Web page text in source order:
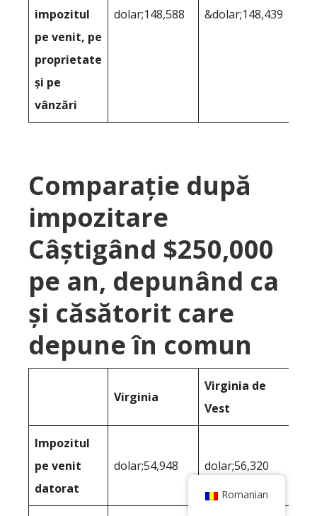
impozitul
pe venit, pe
proprietate
și pe
vânzări
dolar;148,588 &dolar;148,439
Comparație după
impozitare
Câștigând $250,000
pe an, depunând ca
și căsătorit care
depune în comun
Virginia
Virginia de
Vest
Impozitul
pe venit
datorat
dolar;54,948 dolar;56,320
Romanian